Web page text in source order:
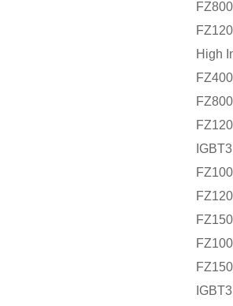
High